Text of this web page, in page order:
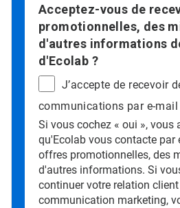
Acceptez-vous de
promotionnelles, des
d'autres informations
d'Ecolab ?
J’accepte de recevoir
communications par e-mail
Si vous cochez « oui », vous
qu'Ecolab vous contacte par
offres promotionnelles, des
d'autres informations. Si
continuer votre relation
communication marketing,